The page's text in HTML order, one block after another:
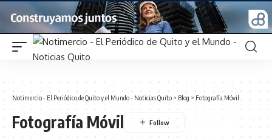
Notimercio - El Periódico de Quito y el Mundo - Noticias Quito > Blog > Fotografía Móvil
Fotografía Móvil